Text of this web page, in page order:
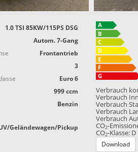
1.0 TSI 85KW/115PS DSG
Autom. 7-Gang
Frontantrieb
3
Euro 6
999 ccm
Benzin
Geländewagen/Pickup
Verbrauch
Verbrauch
Verbrauch
Verbrauch
Verbrauch
CO2-
CO2-Klasse: D
Download